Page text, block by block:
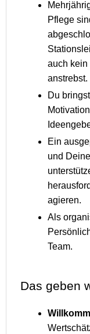
Pflege
auch kein
anstrebst.
Du
Ein
und
agieren.
Als
Team.
Das geben